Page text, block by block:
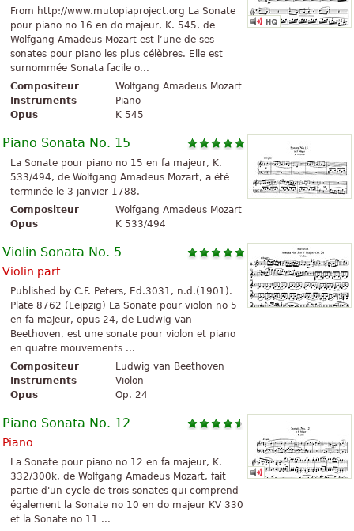
From http://www.mutopiaproject.org La Sonate
pour piano no 16 en do majeur, K. 545, de
Wolfgang Amadeus Mozart est l’une de ses
sonates pour piano les plus célèbres. Elle est
surnommée Sonata facile o...
Compositeur
Wolfgang Amadeus Mozart
Instruments
Piano
Opus
K 545
Piano Sonata No. 15
La Sonate pour piano no 15 en fa majeur, K.
533/494, de Wolfgang Amadeus Mozart, a été
terminée le 3 janvier 1788.
Compositeur
Wolfgang Amadeus Mozart
Opus
K 533/494
Violin Sonata No. 5
Violin part
Published by C.F. Peters, Ed.3031, n.d.(1901).
Plate 8762 (Leipzig) La Sonate pour violon no 5
en fa majeur, opus 24, de Ludwig van
Beethoven, est une sonate pour violon et piano
en quatre mouvements ...
Compositeur
Ludwig van Beethoven
Instruments
Violon
Opus
Op. 24
Piano Sonata No. 12
Piano
La Sonate pour piano no 12 en fa majeur, K.
332/300k, de Wolfgang Amadeus Mozart, fait
partie d'un cycle de trois sonates qui comprend
également la Sonate no 10 en do majeur KV 330
et la Sonate no 11 ...